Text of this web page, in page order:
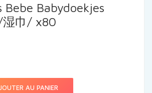
Bebe Babydoekjes
巾/ x80
AU PANIER